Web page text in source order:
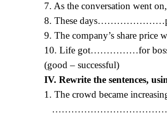
7. As the conversation
8. These
9. The company’s share
10. Life got……………for boss
(good – successful)
IV. Rewrite the sentences,
1. The crowd became